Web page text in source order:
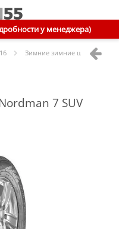
у менеджера)
Зимние зимние шипованные
7 SUV